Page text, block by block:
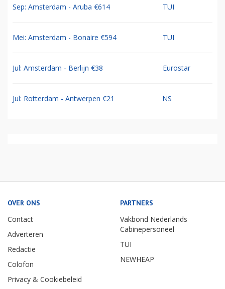
Sep: Amsterdam - Aruba €614 TUI
Mei: Amsterdam - Bonaire €594 TUI
Jul: Amsterdam - Berlijn €38 Eurostar
Jul: Rotterdam - Antwerpen €21 NS
OVER ONS
Contact
Adverteren
Redactie
Colofon
Privacy & Cookiebeleid
PARTNERS
Vakbond Nederlands
Cabinepersoneel
TUI
NEWHEAP